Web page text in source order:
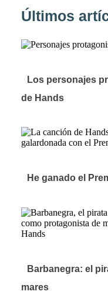
Últimos
Los personajes
de Hands
He ganado el
Barbanegra: el
mares